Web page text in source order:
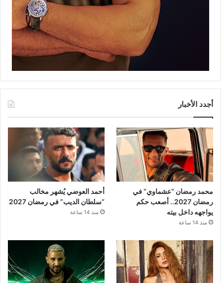
أجدد الأخبار
محمد رمضان “عشماوي” في
رمضان 2027.. أصعب حكم
يواجهه داخل بيته
منذ 14 ساعة
أحمد العوضي يُشهر مخالب
“سلطان الديب” في رمضان 2027
منذ 14 ساعة